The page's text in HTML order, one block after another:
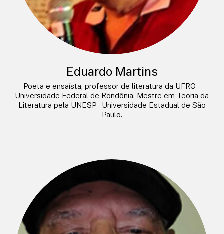
Eduardo Martins
Poeta e ensaísta, professor de literatura da UFRO –
Universidade Federal de Rondônia. Mestre em Teoria da
Literatura pela UNESP – Universidade Estadual de São
Paulo.